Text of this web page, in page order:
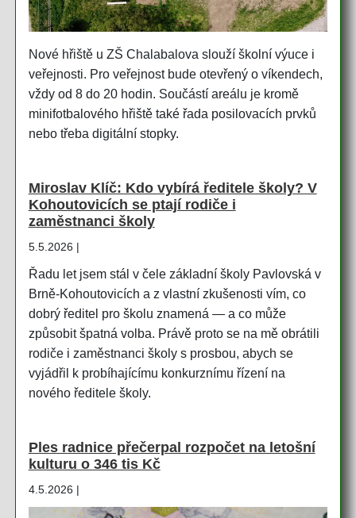
Nové hřiště u ZŠ Chalabalova slouží školní výuce i
veřejnosti. Pro veřejnost bude otevřený o víkendech,
vždy od 8 do 20 hodin. Součástí areálu je kromě
minifotbalového hřiště také řada posilovacích prvků
nebo třeba digitální stopky.
Miroslav Klíč: Kdo vybírá ředitele školy? V
Kohoutovicích se ptají rodiče i
zaměstnanci školy
5.5.2026 |
Řadu let jsem stál v čele základní školy Pavlovská v
Brně-Kohoutovicích a z vlastní zkušenosti vím, co
dobrý ředitel pro školu znamená — a co může
způsobit špatná volba. Právě proto se na mě obrátili
rodiče i zaměstnanci školy s prosbou, abych se
vyjádřil k probíhajícímu konkurznímu řízení na
nového ředitele školy.
Ples radnice přečerpal rozpočet na letošní
kulturu o 346 tis Kč
4.5.2026 |